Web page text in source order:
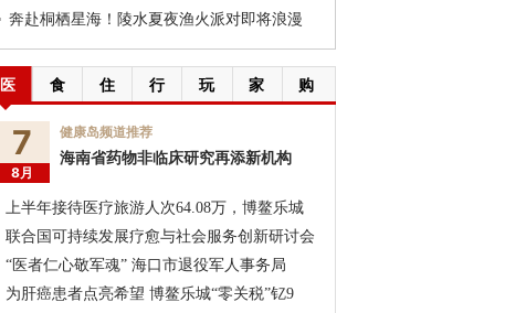
奔赴桐栖星海！陵水夏夜渔火派对即将浪漫
医 食 住 行 玩 家 购
7
8月
健康岛频道推荐
海南省药物非临床研究再添新机构
上半年接待医疗旅游人次64.08万，博鳌乐城
联合国可持续发展疗愈与社会服务创新研讨会
“医者仁心敬军魂” 海口市退役军人事务局
为肝癌患者点亮希望 博鳌乐城“零关税”钇9